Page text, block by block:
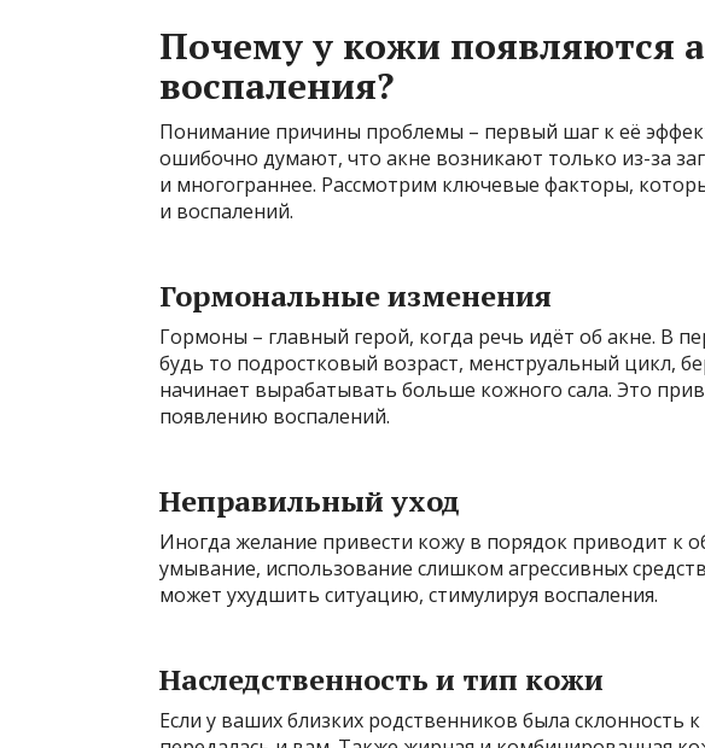
Почему у кожи появляются
воспаления?
Понимание причины проблемы – первый шаг к её
ошибочно думают, что акне возникают только из-за
и многограннее. Рассмотрим ключевые факторы,
и воспалений.
Гормональные изменения
Гормоны – главный герой, когда речь идёт об акне. В
будь то подростковый возраст, менструальный цикл,
начинает вырабатывать больше кожного сала. Это
появлению воспалений.
Неправильный уход
Иногда желание привести кожу в порядок приводит к
умывание, использование слишком агрессивных
может ухудшить ситуацию, стимулируя воспаления.
Наследственность и тип кожи
Если у ваших близких родственников была склонность